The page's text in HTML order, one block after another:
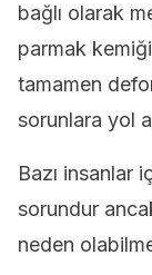
bağlı olarak
parmak
tamamen
sorunlara yol
Bazı insanlar
sorundur
neden